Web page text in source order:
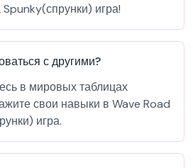
Spunky(спрунки) игра!
с другими?
в мировых таблицах
свои навыки в Wave Road
игра.